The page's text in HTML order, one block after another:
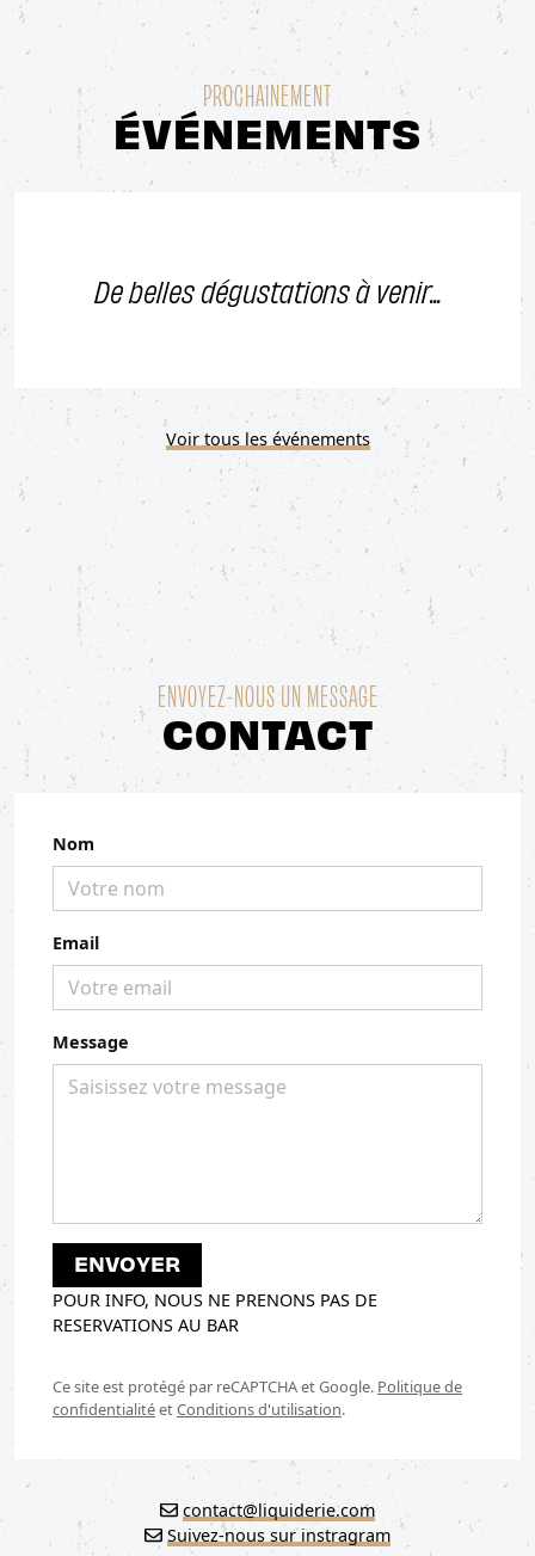
PROCHAINEMENT
ÉVÉNEMENTS
De belles dégustations à venir...
Voir tous les événements
ENVOYEZ-NOUS UN MESSAGE
CONTACT
Nom
Email
Message
POUR INFO, NOUS NE PRENONS PAS DE
RESERVATIONS AU BAR
Ce site est protégé par reCAPTCHA et Google. Politique de
confidentialitéetConditions d'utilisation.
contact@liquiderie.com
Suivez-nous sur instragram